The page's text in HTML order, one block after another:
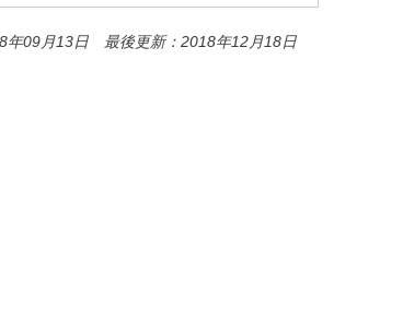
年09月13日 最後更新：2018年12月18日